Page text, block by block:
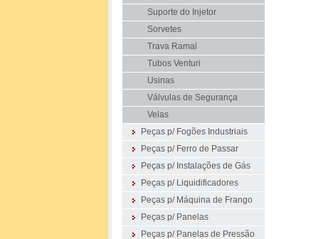
Suporte do Injetor
Sorvetes
Trava Ramal
Tubos Venturi
Usinas
Válvulas de Segurança
Velas
Peças p/ Fogões Industriais
Peças p/ Ferro de Passar
Peças p/ Instalações de Gás
Peças p/ Liquidificadores
Peças p/ Máquina de Frango
Peças p/ Panelas
Peças p/ Panelas de Pressão